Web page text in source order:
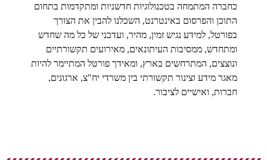
כחברה המתמחה בטכנולוגיות חדשניות ומתקדמות בתחום
התוכן והפרסום באינטרנט, השכלנו להבין את הצורך
בפורטל, למידע נגיש זמין, מהיר, ועדכני של כל מה שחדש
ומתחדש, ממסיבות העיתונאים, מאירועים תקשורתיים
ונוצצים, המתרחשים בארץ, ומאידך פורטל המתיימר להיות
מאגר מידע וצינור תקשורתי בין משרדי יח"צ, ארגונים,
חברות, ואישיים לציבור.